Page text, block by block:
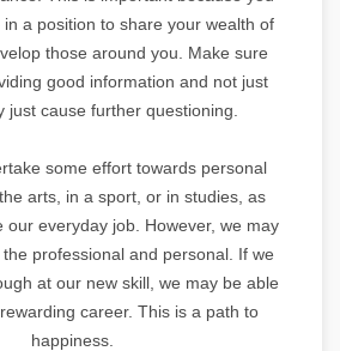
a position to share your wealth of
those around you. Make sure
good information and not just
just cause further questioning.
some effort towards personal
arts, in a sport, or in studies, as
our everyday job. However, we may
professional and personal. If we
at our new skill, we may be able
career. This is a path to
happiness.